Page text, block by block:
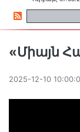
«Միայն
2025-12-10